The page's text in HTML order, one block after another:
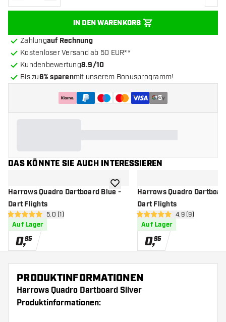
IN DEN WARENKORB
Zahlungauf Rechnung
Kostenloser Versand ab 50 EUR**
Kundenbewertung8.9/10
Bis zu6% sparenmit unserem Bonusprogramm!
+5
DAS KÖNNTE SIE AUCH INTERESSIEREN
Harrows Quadro Dartboard Blue -
Dart Flights
Bewertungsbereich öffnen
5 Bewertungssterne
5.0 (1)
Auf Lager
0,95
Zur Wunschliste hinzufügen
Harrows Quadro
Dart Flights
4.9 Bewertungssterne
4.9 (9)
Auf Lager
0,95
PRODUKTINFORMATIONEN
Harrows Quadro Dartboard Silver
Produktinformationen: